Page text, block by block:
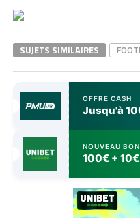
SUJETS SIMILAIRES
OFFRE CASH
Jusqu'à
NOUVEAU
100€ +